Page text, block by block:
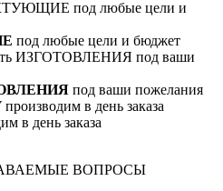
под любые цели и бюджет
под ваши пожелания
в день заказа
ВОПРОСЫ